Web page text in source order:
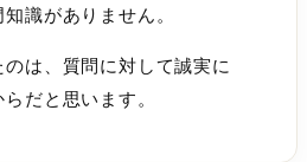
識がありません。
は、質問に対して誠実に
だと思います。